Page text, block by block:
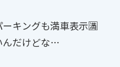
ーキングも満車表示🈵
んだけどな…